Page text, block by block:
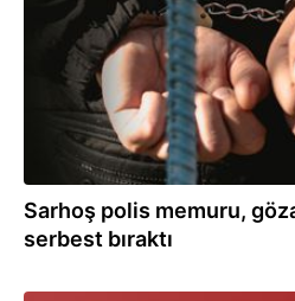
Sarhoş polis memuru,
serbest bıraktı